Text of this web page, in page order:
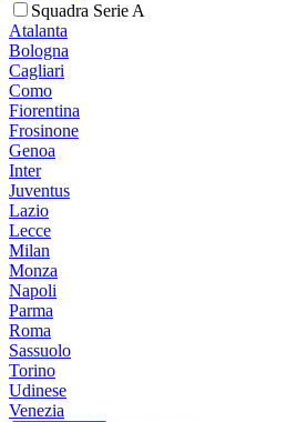
Squadra Serie A
Atalanta
Bologna
Cagliari
Como
Fiorentina
Frosinone
Genoa
Inter
Juventus
Lazio
Lecce
Milan
Monza
Napoli
Parma
Roma
Sassuolo
Torino
Udinese
Venezia